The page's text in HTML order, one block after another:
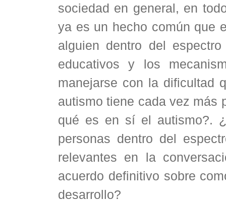
sociedad en general, en
ya es un hecho común que
alguien dentro del
educativos y los
manejarse con la dificultad
autismo tiene cada vez más
qué es en sí el autismo?.
personas dentro del
relevantes en la
acuerdo definitivo sobre
desarrollo?